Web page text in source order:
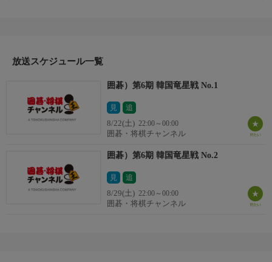
放送スケジュール一覧
囲碁）第6期 韓国竜星戦 No.1
見 追
8/22(土) 22:00～00:00
囲碁・将棋チャンネル
囲碁）第6期 韓国竜星戦 No.2
見 追
8/29(土) 22:00～00:00
囲碁・将棋チャンネル